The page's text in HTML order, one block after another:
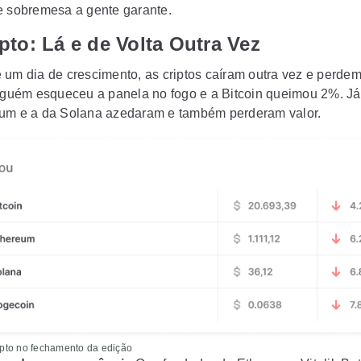
sobremesa a gente garante.
Lá e de Volta Outra Vez
um dia de crescimento, as criptos caíram outra vez e
esqueceu a panela no fogo e a Bitcoin queimou 2%.
e a da Solana azedaram e também perderam valor.
no fechamento da edição